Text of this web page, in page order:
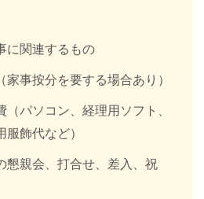
に関連するもの
家事按分を要する場合あり）
（パソコン、経理用ソフト、
飾代など）
懇親会、打合せ、差入、祝